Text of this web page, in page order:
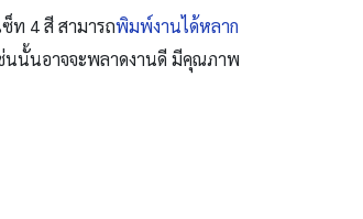
ท 4 สี สามารถพิมพ์งานได้หลาก
นนั้นอาจจะพลาดงานดี มีคุณภาพ